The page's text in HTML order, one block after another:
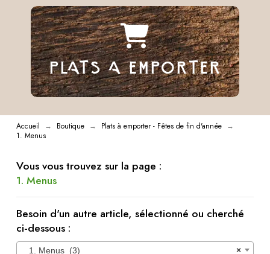
PLATS A EMPORTER
Accueil → Boutique → Plats à emporter - Fêtes de fin d'année →
1. Menus
Vous vous trouvez sur la page :
1. Menus
Besoin d'un autre article, sélectionné ou cherché
ci-dessous :
×
1. Menus (3)